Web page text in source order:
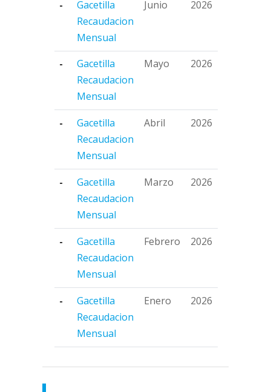
-
Gacetilla
Recaudacion
Mensual
Junio 2026
-
Gacetilla
Recaudacion
Mensual
Mayo 2026
-
Gacetilla
Recaudacion
Mensual
Abril 2026
-
Gacetilla
Recaudacion
Mensual
Marzo 2026
-
Gacetilla
Recaudacion
Mensual
Febrero 2026
-
Gacetilla
Recaudacion
Mensual
Enero 2026